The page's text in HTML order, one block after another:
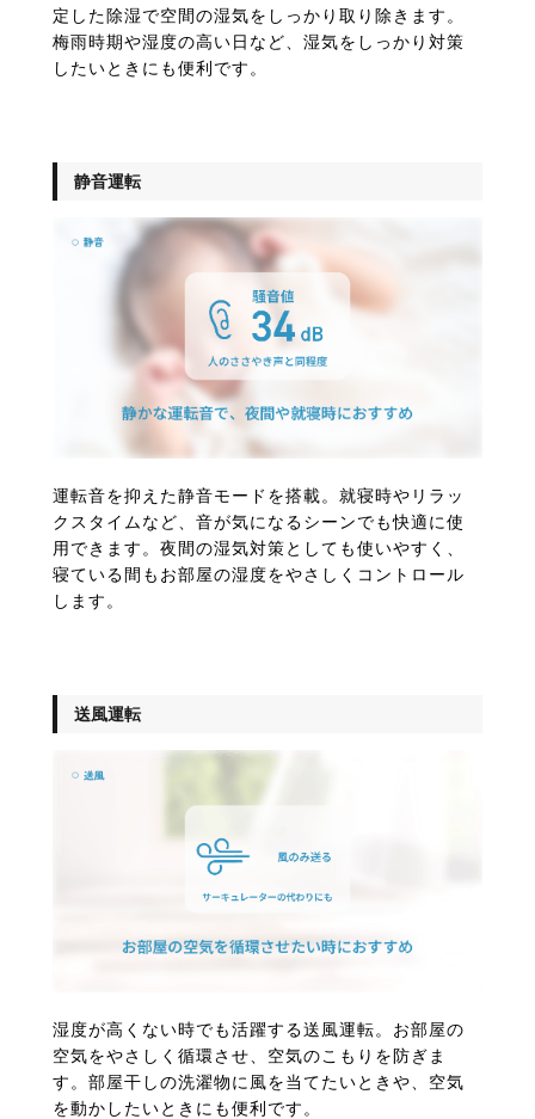
定した除湿で空間の湿気をしっかり取り除きます。
梅雨時期や湿度の高い日など、湿気をしっかり対策
したいときにも便利です。
静音運転
運転音を抑えた静音モードを搭載。就寝時やリラッ
クスタイムなど、音が気になるシーンでも快適に使
用できます。夜間の湿気対策としても使いやすく、
寝ている間もお部屋の湿度をやさしくコントロール
します。
送風運転
湿度が高くない時でも活躍する送風運転。お部屋の
空気をやさしく循環させ、空気のこもりを防ぎま
す。部屋干しの洗濯物に風を当てたいときや、空気
を動かしたいときにも便利です。